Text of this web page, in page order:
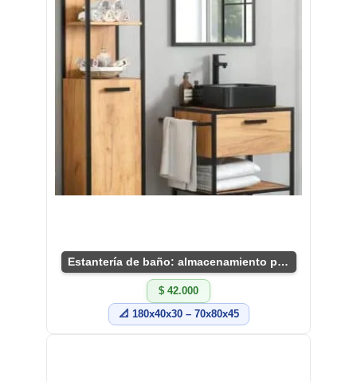
Estantería de baño: almacenamiento práctico y chic
$ 42.000
📐 180x40x30 – 70x80x45